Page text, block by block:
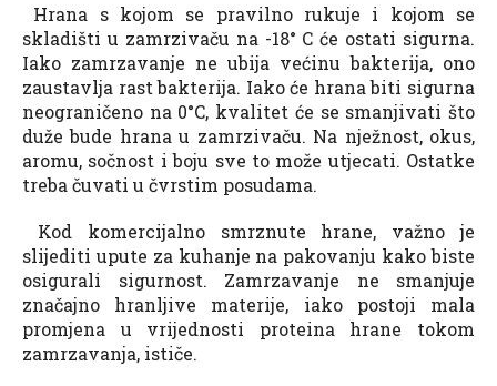
Hrana s kojom se pravilno rukuje i kojom se
skladišti u zamrzivaču na -18° C će ostati sigurna.
Iako zamrzavanje ne ubija većinu bakterija, ono
zaustavlja rast bakterija. Iako će hrana biti sigurna
neograničeno na 0°C, kvalitet će se smanjivati što
duže bude hrana u zamrzivaču. Na nježnost, okus,
aromu, sočnost i boju sve to može utjecati. Ostatke
treba čuvati u čvrstim posudama.
Kod komercijalno smrznute hrane, važno je
slijediti upute za kuhanje na pakovanju kako biste
osigurali sigurnost. Zamrzavanje ne smanjuje
značajno hranljive materije, iako postoji mala
promjena u vrijednosti proteina hrane tokom
zamrzavanja, ističe.